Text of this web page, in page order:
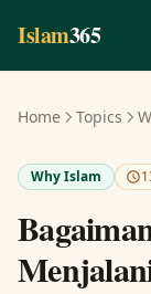
Islam365
Home Topics
Why Islam